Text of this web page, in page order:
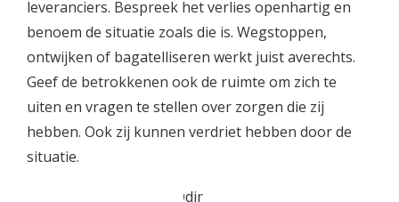
leveranciers. Bespreek het verlies openhartig en
benoem de situatie zoals die is. Wegstoppen,
ontwijken of bagatelliseren werkt juist averechts.
Geef de betrokkenen ook de ruimte om zich te
uiten en vragen te stellen over zorgen die zij
hebben. Ook zij kunnen verdriet hebben door de
situatie.